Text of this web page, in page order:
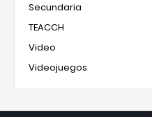
Secundaria
TEACCH
Video
Videojuegos